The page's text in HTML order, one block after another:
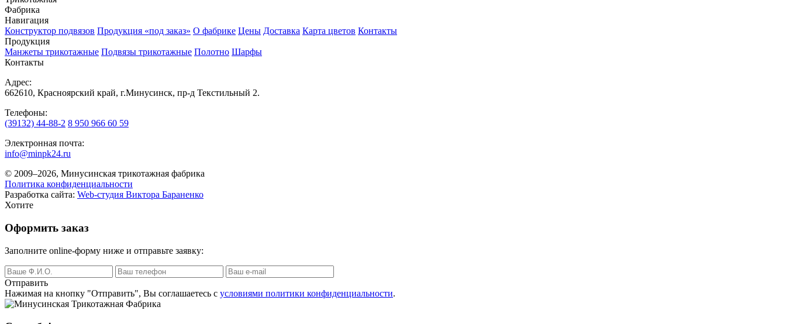
Фабрика
Навигация
Конструктор подвязов Продукция «под заказ» О фабрике Цены Доставка Карта цветов Контакты
Продукция
Манжеты трикотажные Подвязы трикотажные Полотно Шарфы
Контакты
Адрес:
662610, Красноярский край, г.Минусинск, пр-д Текстильный 2.
Телефоны:
(39132) 44-88-2 8 950 966 60 59
Электронная почта:
info@minpk24.ru
© 2009–2026, Минусинская трикотажная фабрика
Политика конфиденциальности
Разработка сайта: Web-студия Виктора Бараненко
Хотите
Оформить заказ
Заполните online-форму ниже и отправьте заявку:
Отправить
Нажимая на кнопку "Отправить", Вы соглашаетесь с условиями политики конфиденциальности.